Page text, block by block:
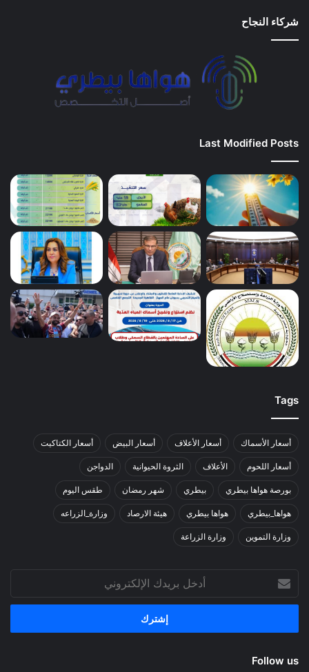
شركاء النجاح
Last Modified Posts
Tags
أسعار الأسماك أسعار الأعلاف أسعار البيض أسعار الكتاكيت
أسعار اللحوم الأعلاف الثروة الحيوانية الدواجن
بورصة هواها بيطري بيطري شهر رمضان طقس اليوم
هواها_بيطري هواها بيطري هيئة الارصاد وزارة_الزراعه
وزارة التموين وزارة الزراعة
بريدك
الإلكتروني
Follow us